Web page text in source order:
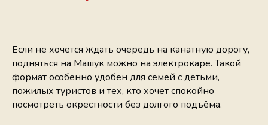
Если не хочется ждать очередь на канатную дорогу,
подняться на Машук можно на электрокаре. Такой
формат особенно удобен для семей с детьми,
пожилых туристов и тех, кто хочет спокойно
посмотреть окрестности без долгого подъёма.